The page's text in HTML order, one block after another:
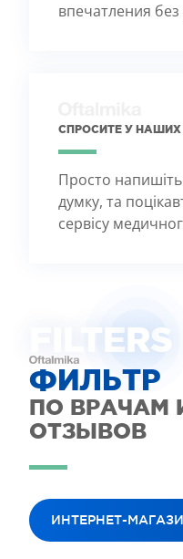
впечатления
СПРОСИТЕ У
Просто
думку, та
сервісу
FILTERS
ФИЛЬТР
ПО ВРАЧАМ
ОТЗЫВОВ
ИНТЕРНЕТ-